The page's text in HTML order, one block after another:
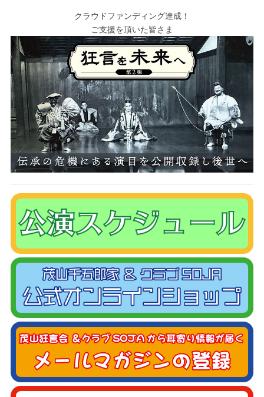
クラウドファンディング達成！
ご支援を頂いた皆さま